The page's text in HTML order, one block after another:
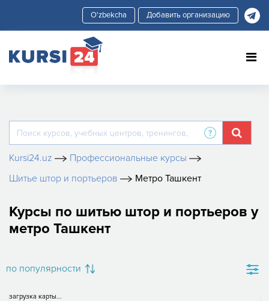
Добавить организацию
Kursi24.uz
Профессиональные курсы
Шитье штор и портьеров
Метро Ташкент
Курсы по шитью штор и портьеров у
метро Ташкент
по популярности
загрузка карты...